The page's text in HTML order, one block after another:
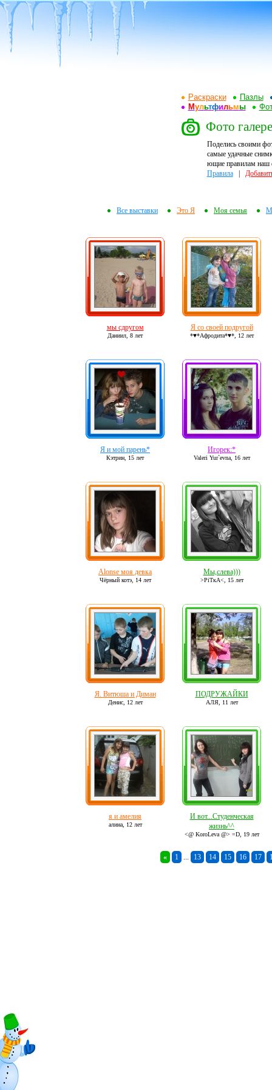
Раскраски
Пазлы
Мультфильмы
Фото
Поделись своими
самые удачные
ющие правилам наш
Правила|
Все выставки Это Я Моя семья
мы сдругом
Даниил, 8 лет
Я со своей подругой
*♥*Афродита*♥*, 12 лет
Я и мой парень*
Кэтрин, 15 лет
Игорек:*
Valeri Yur`evna, 16 лет
Alonse моя девка
Чёрный котэ, 14 лет
Мы,слева)))
>РiТкА<, 15 лет
Я. Витюша и Диман
Денис, 12 лет
ПОДРУЖАЙКИ
АЛЯ, 11 лет
я и амелия
алина, 12 лет
И вот...Студенческая
жизнь^^
<@ KoroLeva @> =D, 19 лет
« 1 ... 13 14 15 16 17